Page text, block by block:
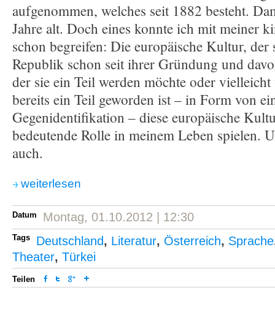
aufgenommen, welches seit 1882 besteht.
Jahre alt. Doch eines konnte ich mit meiner
schon begreifen: Die europäische Kultur, der
Republik schon seit ihrer Gründung und
der sie ein Teil werden möchte oder
bereits ein Teil geworden ist – in Form von
Gegenidentifikation – diese europäische
bedeutende Rolle in meinem Leben spielen.
auch.
weiterlesen
Datum Montag, 01.10.2012 | 12:30
Tags Deutschland, Literatur, Österreich, Sprache
Theater, Türkei
Teilen